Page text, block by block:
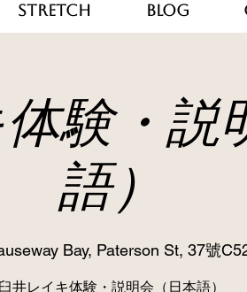
Stretch Blog
験・説
語）
Bay, Paterson St, 37號
臼井レイキ体験・説明会（日本語）